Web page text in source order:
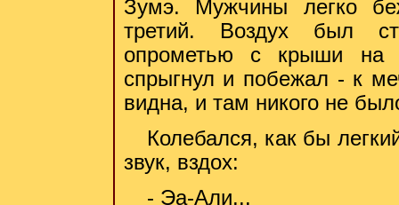
Зумэ. Мужчины легко
третий. Воздух был
опрометью с крыши на
спрыгнул и побежал - к
видна, и там никого не
Колебался, как бы
звук, вздох:
- Эа-Али...